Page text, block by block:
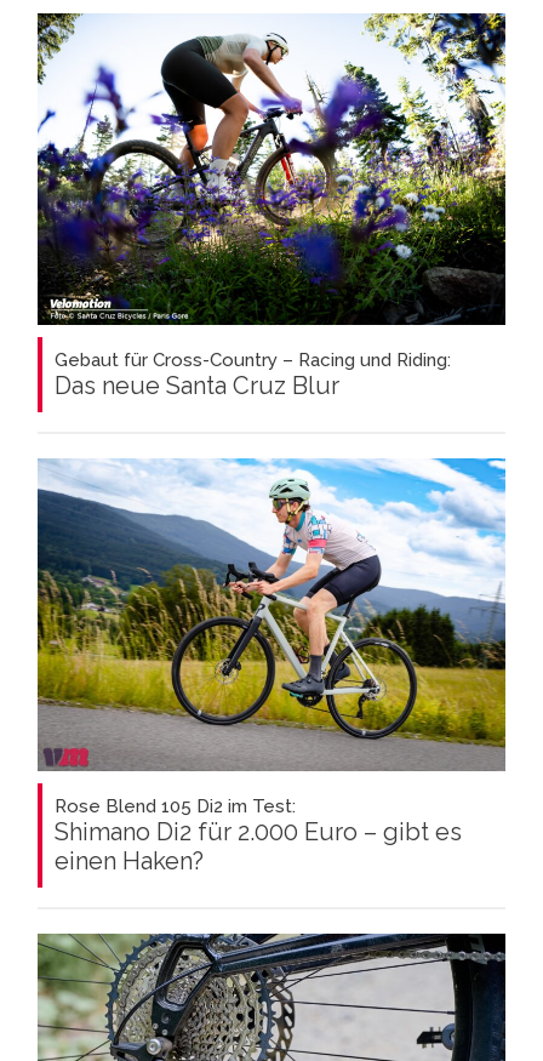
Gebaut für Cross-Country – Racing und Riding:
Das neue Santa Cruz Blur
Rose Blend 105 Di2 im Test:
Shimano Di2 für 2.000 Euro – gibt es
einen Haken?